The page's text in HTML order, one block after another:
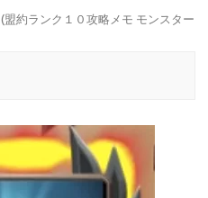
(盟約ランク１０攻略メモ モンスター